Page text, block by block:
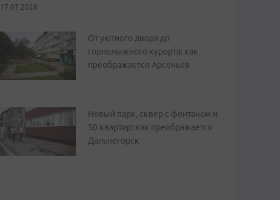
17.07.2026
От уютного двора до
горнолыжного курорта: как
преображается Арсеньев
Новый парк, сквер с фонтаном и
50 квартир: как преображается
Дальнегорск